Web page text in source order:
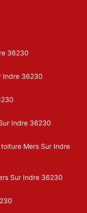
36230
Indre 36230
Indre 36230
Mers Sur Indre
Sur Indre 36230